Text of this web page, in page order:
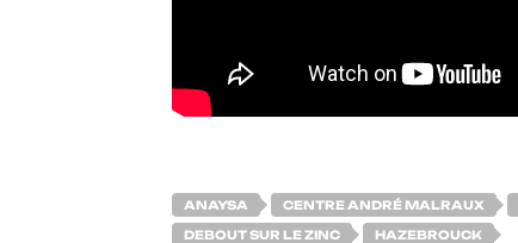
ANAYSA CENTRE ANDRÉ MALRAUX
DEBOUT SUR LE ZINC HAZEBROUCK